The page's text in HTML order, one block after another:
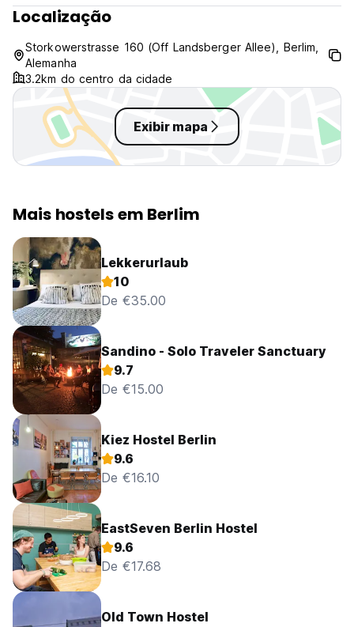
Localização
Storkowerstrasse 160 (Off Landsberger Allee), Berlim,
Alemanha
3.2km do centro da cidade
Exibir mapa
Mais hostels em Berlim
Lekkerurlaub
10
De €35.00
Sandino - Solo Traveler Sanctuary
9.7
De €15.00
Kiez Hostel Berlin
9.6
De €16.10
EastSeven Berlin Hostel
9.6
De €17.68
Old Town Hostel